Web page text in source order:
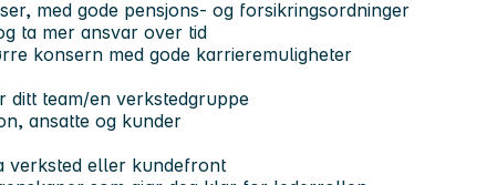
med gode pensjons- og forsikringsordninger
ta mer ansvar over tid
konsern med gode karrieremuligheter
team/en verkstedgruppe
ansatte og kunder
verksted eller kundefront